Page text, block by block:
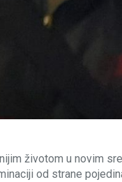
životom u novim
od strane